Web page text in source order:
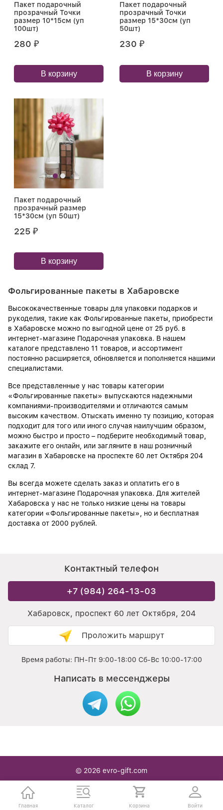
Пакет подарочный
прозрачный Точки
размер 10*15см (уп
100шт)
280 ₽
В корзину
Пакет подарочный
прозрачный Точки
размер 15*30см (уп
50шт)
230 ₽
В корзину
Пакет подарочный
прозрачный размер
15*30см (уп 50шт)
225 ₽
В корзину
Фольгированные пакеты в Хабаровске
Высококачественные товары для упаковки подарков и
рукоделия, такие как Фольгированные пакеты, приобрести
в Хабаровске можно по выгодной цене от 25 руб. в
интернет-магазине Подарочная упаковка. В нашем
каталоге представлено 11 товаров, и ассортимент
постоянно расширяется, обновляется и пополняется нашими
специалистами.
Все представленные у нас товары категории
«Фольгированные пакеты» выпускаются надежными
компаниями-производителями и отличаются самым
высоким качеством. Отыскать именно ту позицию, которая
подходит для того или иного случая наилучшим образом,
можно быстро и просто – подберите необходимый товар,
закажите его онлайн, или загляните в наш розничный
магазин в Хабаровске на проспекте 60 лет Октября 204
склад 7.
Вы всегда можете сделать заказ и оплатить его в
интернет-магазине Подарочная упаковка. Для жителей
Хабаровска у нас не только низкие цены на товары
категории «Фольгированные пакеты», но и бесплатная
доставка от 2000 рублей.
Контактный телефон
+7 (984) 264-13-03
Хабаровск, проспект 60 лет Октября, 204
Проложить маршрут
Время работы: ПН-Пт 9:00-18:00 Сб-Вс 10:00-17:00
Написать в мессенджеры
© 2026 evro-gift.com
Интернет / офлайн магазин Подарочной упаковки в
Хабаровске — с нами вы легко находите то что надо
Главная Каталог Корзина Войти